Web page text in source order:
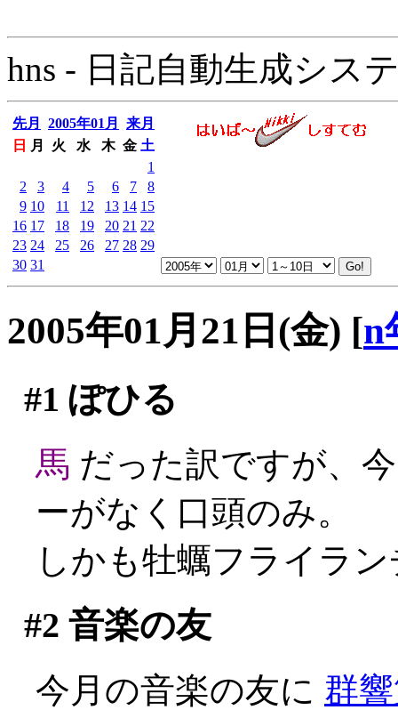
hns - 日記自動生成シス
先月 2005年01月
来月
日
月 火 水 木 金 土
1
2
3 4 5 6 7
8
9 10 11 12 13 14 15
16 17 18 19 20 21 22
23 24 25 26 27 28 29
30 31
2005年01月21日(金) [n
#1 ぽひる
馬 だった訳ですが、
ーがなく口頭のみ。
しかも牡蠣フライラ
#2 音楽の友
今月の音楽の友に 群